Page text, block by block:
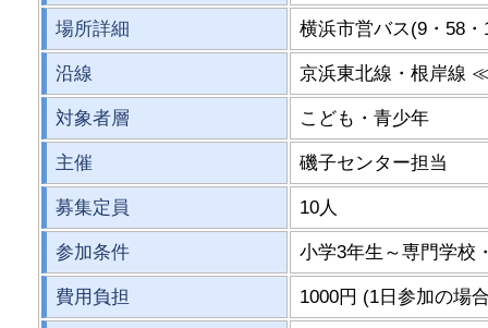
場所詳細 横浜市営バス(9・58
沿線 京浜東北線・根岸線
対象者層 こども・青少年
主催 磯子センター担当
募集定員 10人
参加条件 小学3年生～専門学校
費用負担 1000円 (1日参加の場